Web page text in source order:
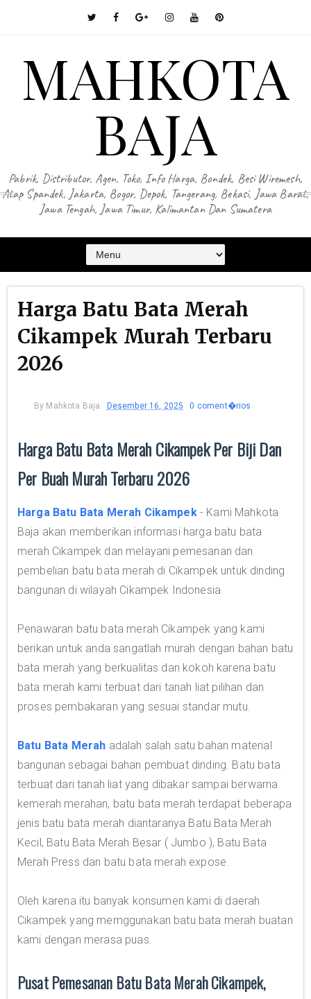
MAHKOTA
BAJA
Pabrik, Distributor, Agen, Toko, Info Harga, Bondek, Besi Wiremesh,
Atap Spandek, Jakarta, Bogor, Depok, Tangerang, Bekasi, Jawa Barat,
Jawa Tengah, Jawa Timur, Kalimantan Dan Sumatera
Harga Batu Bata Merah
Cikampek Murah Terbaru
2026
By Mahkota Baja Desember 16, 2025 0 coment�rios
Harga Batu Bata Merah Cikampek Per Biji Dan
Per Buah Murah Terbaru 2026
Harga Batu Bata Merah Cikampek- Kami Mahkota
Baja akan memberikan informasi harga batu bata
merah Cikampek dan melayani pemesanan dan
pembelian batu bata merah di Cikampek untuk dinding
bangunan di wilayah Cikampek Indonesia.
Penawaran batu bata merah Cikampek yang kami
berikan untuk anda sangatlah murah dengan bahan batu
bata merah yang berkualitas dan kokoh karena batu
bata merah kami terbuat dari tanah liat pilihan dan
proses pembakaran yang sesuai standar mutu.
Batu Bata Merah adalah salah satu bahan material
bangunan sebagai bahan pembuat dinding. Batu bata
terbuat dari tanah liat yang dibakar sampai berwarna
kemerah merahan, batu bata merah terdapat beberapa
jenis batu bata merah diantaranya Batu Bata Merah
Kecil, Batu Bata Merah Besar ( Jumbo ), Batu Bata
Merah Press dan batu bata merah expose.
Oleh karena itu banyak konsumen kami di daerah
Cikampek yang memggunakan batu bata merah buatan
kami dengan merasa puas.
Pusat Pemesanan Batu Bata Merah Cikampek,